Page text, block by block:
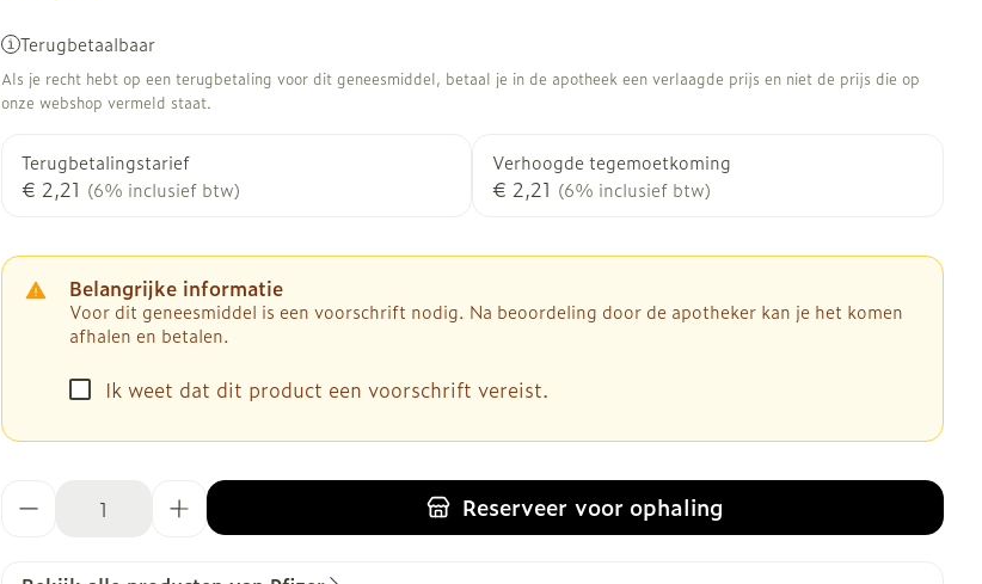
Terugbetaalbaar
Als je recht hebt op een terugbetaling voor dit geneesmiddel, betaal je in de apotheek een verlaagde prijs en niet de prijs die op
onze webshop vermeld staat.
Terugbetalingstarief
€ 2,21 (6% inclusief btw)
Verhoogde tegemoetkoming
€ 2,21 (6% inclusief btw)
Belangrijke informatie
Voor dit geneesmiddel is een voorschrift nodig. Na beoordeling door de apotheker kan je het komen
afhalen en betalen.
Ik weet dat dit product een voorschrift vereist.
Reserveervoor ophaling